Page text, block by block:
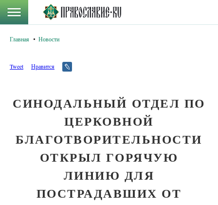
Главная Новости
Tweet Нравится
СИНОДАЛЬНЫЙ ОТДЕЛ ПО
ЦЕРКОВНОЙ
БЛАГОТВОРИТЕЛЬНОСТИ
ОТКРЫЛ ГОРЯЧУЮ
ЛИНИЮ ДЛЯ
ПОСТРАДАВШИХ ОТ